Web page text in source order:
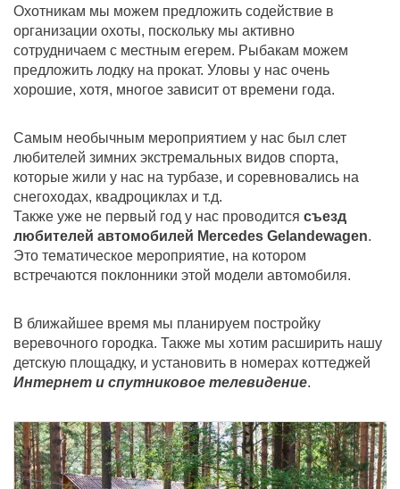
Охотникам мы можем предложить содействие в
организации охоты, поскольку мы активно
сотрудничаем с местным егерем. Рыбакам можем
предложить лодку на прокат. Уловы у нас очень
хорошие, хотя, многое зависит от времени года.
Самым необычным мероприятием у нас был слет
любителей зимних экстремальных видов спорта,
которые жили у нас на турбазе, и соревновались на
снегоходах, квадроциклах и т.д.
Также уже не первый год у нас проводится съезд
любителей автомобилей Mercedes Gelandewagen.
Это тематическое мероприятие, на котором
встречаются поклонники этой модели автомобиля.
В ближайшее время мы планируем постройку
веревочного городка. Также мы хотим расширить нашу
детскую площадку, и установить в номерах коттеджей
Интернет и спутниковое телевидение.